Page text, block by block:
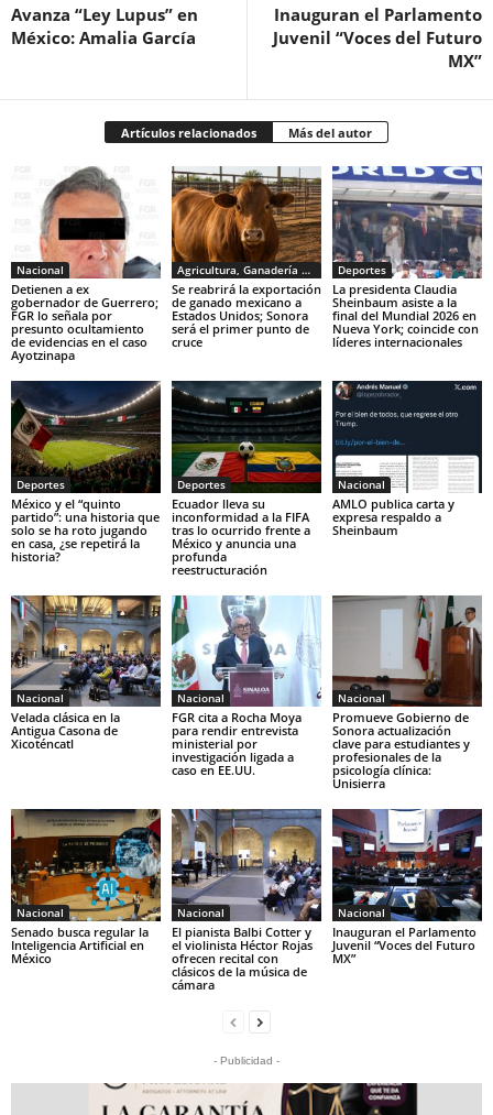
Avanza “Ley Lupus” en
México: Amalia García
Inauguran el Parlamento
Juvenil “Voces del Futuro
MX”
Artículos relacionados Más del autor
Nacional
Detienen a ex
gobernador de Guerrero;
FGR lo señala por
presunto ocultamiento
de evidencias en el caso
Ayotzinapa
Agricultura, Ganadería y Pesca
Se reabrirá la exportación
de ganado mexicano a
Estados Unidos; Sonora
será el primer punto de
cruce
Deportes
La presidenta Claudia
Sheinbaum asiste a la
final del Mundial 2026 en
Nueva York; coincide con
líderes internacionales
Deportes
México y el “quinto
partido”: una historia que
solo se ha roto jugando
en casa, ¿se repetirá la
historia?
Deportes
Ecuador lleva su
inconformidad a la FIFA
tras lo ocurrido frente a
México y anuncia una
profunda
reestructuración
Nacional
AMLO publica carta y
expresa respaldo a
Sheinbaum
Nacional
Velada clásica en la
Antigua Casona de
Xicoténcatl
Nacional
FGR cita a Rocha Moya
para rendir entrevista
ministerial por
investigación ligada a
caso en EE.UU.
Nacional
Promueve Gobierno de
Sonora actualización
clave para estudiantes y
profesionales de la
psicología clínica:
Unisierra
Nacional
Senado busca regular la
Inteligencia Artificial en
México
Nacional
El pianista Balbi Cotter y
el violinista Héctor Rojas
ofrecen recital con
clásicos de la música de
cámara
Nacional
Inauguran el Parlamento
Juvenil “Voces del Futuro
MX”
- Publicidad -